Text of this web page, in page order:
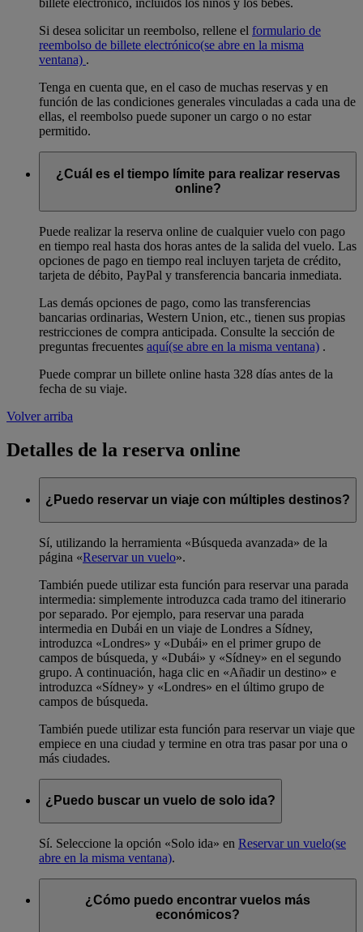
billete electrónico, incluidos los niños y los bebés.
Si desea solicitar un reembolso, rellene el formulario de
reembolso de billete electrónico(se abre en la misma
ventana) .
Tenga en cuenta que, en el caso de muchas reservas y en
función de las condiciones generales vinculadas a cada una de
ellas, el reembolso puede suponer un cargo o no estar
permitido.
¿Cuál es el tiempo límite para realizar reservas
online?
Puede realizar la reserva online de cualquier vuelo con pago
en tiempo real hasta dos horas antes de la salida del vuelo. Las
opciones de pago en tiempo real incluyen tarjeta de crédito,
tarjeta de débito, PayPal y transferencia bancaria inmediata.
Las demás opciones de pago, como las transferencias
bancarias ordinarias, Western Union, etc., tienen sus propias
restricciones de compra anticipada. Consulte la sección de
preguntas frecuentes aquí(se abre en la misma ventana) .
Puede comprar un billete online hasta 328 días antes de la
fecha de su viaje.
Volver arriba
Detalles de la reserva online
¿Puedo reservar un viaje con múltiples destinos?
Sí, utilizando la herramienta «Búsqueda avanzada» de la
página «Reservar un vuelo».
También puede utilizar esta función para reservar una parada
intermedia: simplemente introduzca cada tramo del itinerario
por separado. Por ejemplo, para reservar una parada
intermedia en Dubái en un viaje de Londres a Sídney,
introduzca «Londres» y «Dubái» en el primer grupo de
campos de búsqueda, y «Dubái» y «Sídney» en el segundo
grupo. A continuación, haga clic en «Añadir un destino» e
introduzca «Sídney» y «Londres» en el último grupo de
campos de búsqueda.
También puede utilizar esta función para reservar un viaje que
empiece en una ciudad y termine en otra tras pasar por una o
más ciudades.
¿Puedo buscar un vuelo de solo ida?
Sí. Seleccione la opción «Solo ida» en Reservar un vuelo(se
abre en la misma ventana).
¿Cómo puedo encontrar vuelos más
económicos?